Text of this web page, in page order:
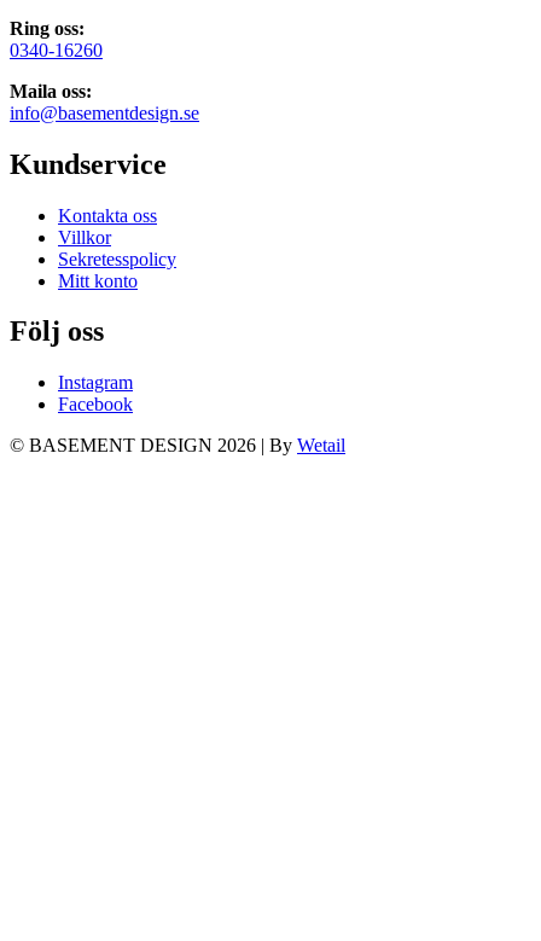
Ring oss:
0340-16260
Maila oss:
info@basementdesign.se
Kundservice
Kontakta oss
Villkor
Sekretesspolicy
Mitt konto
Följ oss
Instagram
Facebook
© BASEMENT DESIGN 2026 | By Wetail